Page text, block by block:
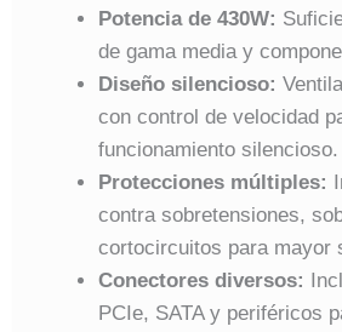
Potencia de 430W:
de gama media y
Diseño silencioso:
con control de velocidad
funcionamiento silencioso.
Protecciones múltiples:
contra sobretensiones,
cortocircuitos para mayor
Conectores diversos:
PCIe, SATA y periféricos